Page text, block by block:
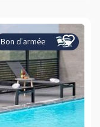
Bon d'armée